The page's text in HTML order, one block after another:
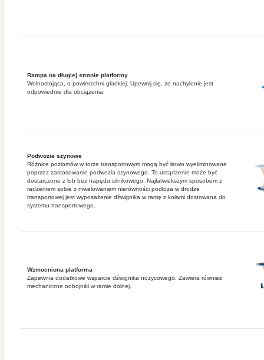
Rampa na długiej stronie platformy
Wolnostojąca, o powierzchni gładkiej. Upewnij się, że nachylenie jest
odpowiednie dla obciążenia.
Podwozie szynowe
Różnice poziomów w torze transportowym mogą być łatwo wyeliminowane
poprzez zastosowanie podwozia szynowego. To urządzenie może być
dostarczone z lub bez napędu silnikowego. Najłatwiekszym sposobem z
radzeniem sobie z niwelowaniem nierówności podłoża w drodze
transportowej jest wyposażenie dźwignika w ramę z kołami dostowaną do
systemu transportowego.
Wzmocniona platforma
Zapewnia dodatkowe wsparcie dźwignika nożycowego. Zawiera również
mechaniczne odbojniki w ramie dolnej.